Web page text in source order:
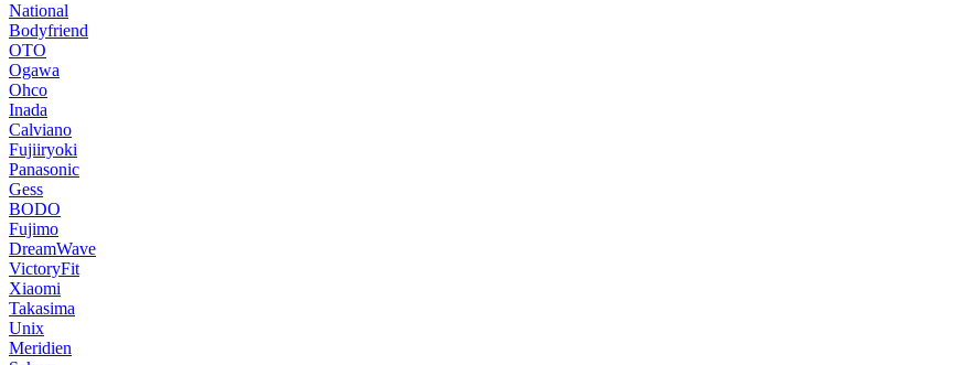
National
Bodyfriend
OTO
Ogawa
Ohco
Inada
Calviano
Fujiiryoki
Panasonic
Gess
BODO
Fujimo
DreamWave
VictoryFit
Xiaomi
Takasima
Unix
Meridien